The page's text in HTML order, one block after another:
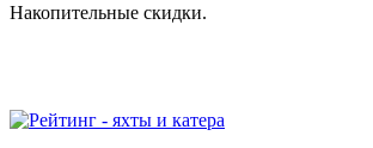
Накопительные скидки.